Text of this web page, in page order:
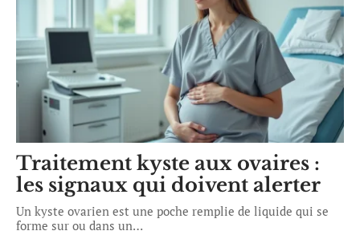
Traitement kyste aux ovaires :
les signaux qui doivent alerter
Un kyste ovarien est une poche remplie de liquide qui se
forme sur ou dans un…